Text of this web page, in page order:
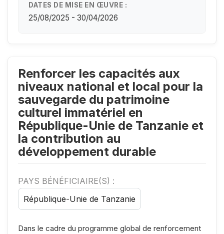
DATES DE MISE EN ŒUVRE :
25/08/2025 - 30/04/2026
Renforcer les capacités aux
niveaux national et local pour la
sauvegarde du patrimoine
culturel immatériel en
République-Unie de Tanzanie et
la contribution au
développement durable
PAYS BÉNÉFICIAIRE(S) :
République-Unie de Tanzanie
Dans le cadre du programme global de renforcement